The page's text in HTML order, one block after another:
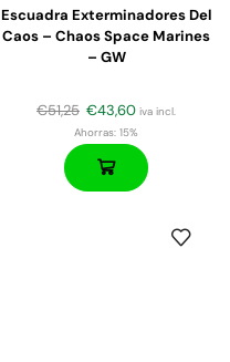
Escuadra Exterminadores Del
Caos – Chaos Space Marines
– GW
€51,25 €43,60 iva incl.
Ahorras: 15%